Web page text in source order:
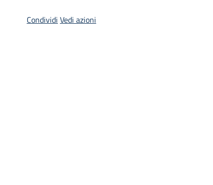
Condividi Vedi azioni